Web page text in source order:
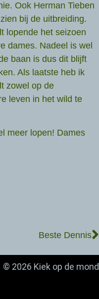
Ook Herman Tieben
bij de uitbreiding.
lopende het seizoen
dames. Nadeel is wel
baan is dus dit blijft
Als laatste heb ik
zowel op de
leven in het wild te
meer lopen! Dames
Beste Dennis
© 2026 Kiek op de mond